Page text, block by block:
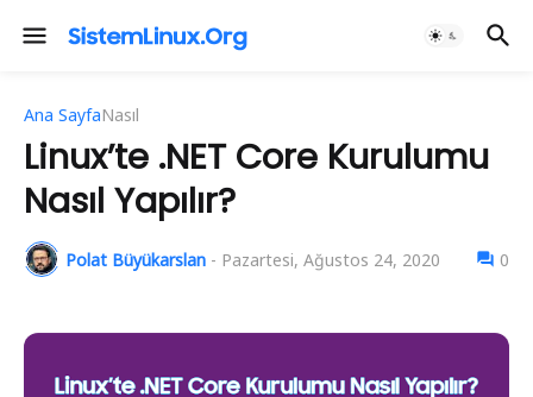
Ana SayfaNasıl
Linux’te .NET Core Kurulumu
Nasıl Yapılır?
Polat Büyükarslan - Pazartesi, Ağustos 24, 2020 0